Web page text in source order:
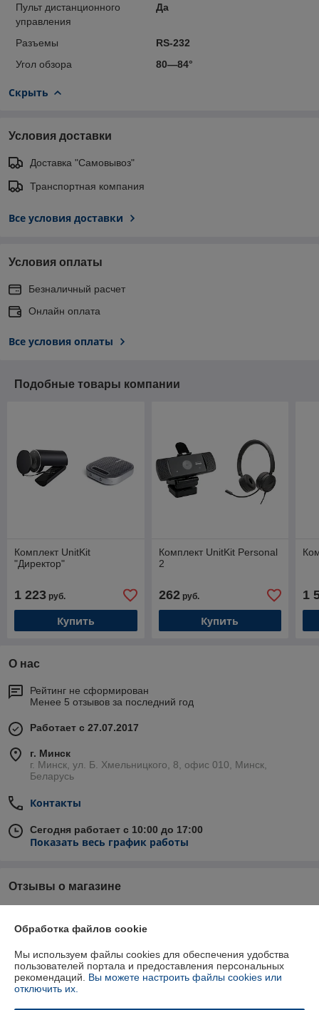
Пульт дистанционного
управления
Да
Разъемы
RS-232
Угол обзора
80—84°
Скрыть
Условия доставки
Доставка "Самовывоз"
Транспортная компания
Все условия доставки
Условия оплаты
Безналичный расчет
Онлайн оплата
Все условия оплаты
Подобные товары компании
Комплект UnitKit
"Директор"
1 223 руб.
Купить
Комплект UnitKit Personal
2
262руб.
Купить
1
О нас
Рейтинг не сформирован
Менее 5 отзывов за последний год
Работает с 27.07.2017
г. Минск
г. Минск, ул. Б. Хмельницкого, 8, офис 010, Минск,
Беларусь
Контакты
Сегодня работает с 10:00 до 17:00
Показать весь график работы
Отзывы о магазине
О нас
Контакты
Обработка файлов cookie
Мы используем файлы cookies для обеспечения удобства
пользователей портала и предоставления персональных
рекомендаций. Вы можете настроить файлы cookies или
отключить их.